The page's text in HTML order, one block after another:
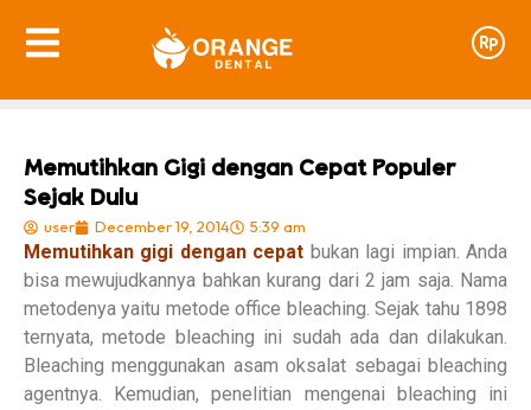
Memutihkan Gigi dengan Cepat Populer
Sejak Dulu
user December 19, 2014 5:39 am
Memutihkan gigi dengan cepat bukan lagi impian. Anda
bisa mewujudkannya bahkan kurang dari 2 jam saja. Nama
metodenya yaitu metode office bleaching. Sejak tahu 1898
ternyata, metode bleaching ini sudah ada dan dilakukan.
Bleaching menggunakan asam oksalat sebagai bleaching
agentnya. Kemudian, penelitian mengenai bleaching ini